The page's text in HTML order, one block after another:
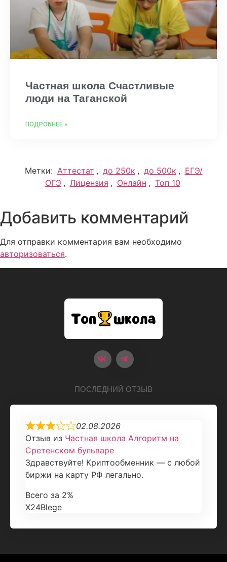
Частная школа Счастливые
люди на Таганской
ПОДРОБНЕЕ »
Метки: Аттестат , до 250к , до 500к , ЕГЭ/
ОГЭ , Лицензия , Онлайн , Топ 10
Добавить комментарий
Для отправки комментария вам необходимо
авторизоваться.
ПОСЛЕДНИЙ ОТЗЫВ
02.08.2026
Отзыв из Частная школа Алгоритм на
Сретенском бульваре
Здравствуйте! Криптообменник — с любой
биржи на карту РФ легально.
Всего за 2%
X24Blege